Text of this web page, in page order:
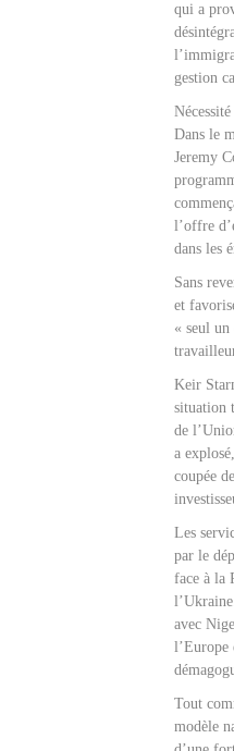
qui a
gestion
Dans le
Jeremy
l’offre
dans les
Sans
et
« seul
Keir
situation
de
a
coupée
Les
par le
face à la
avec
l’Europe
Tout
modèle